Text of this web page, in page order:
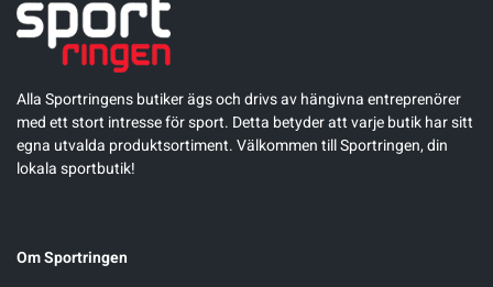
Alla Sportringens butiker ägs och drivs av hängivna entreprenörer
med ett stort intresse för sport. Detta betyder att varje butik har sitt
egna utvalda produktsortiment. Välkommen till Sportringen, din
lokala sportbutik!
Om Sportringen